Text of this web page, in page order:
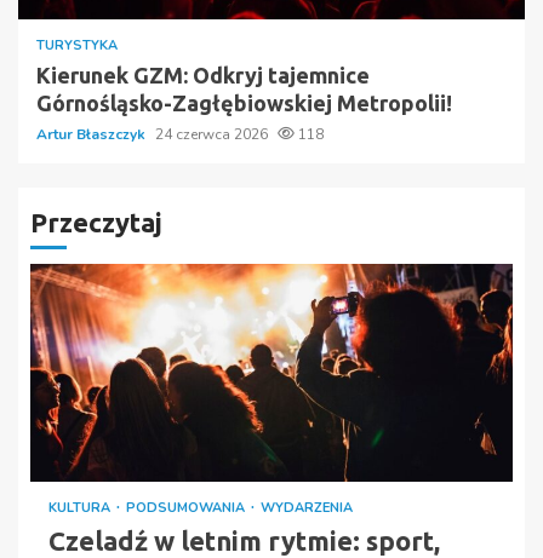
TURYSTYKA
Kierunek GZM: Odkryj tajemnice
Górnośląsko-Zagłębiowskiej Metropolii!
Artur Błaszczyk 24 czerwca 2026 118
Przeczytaj
KULTURA PODSUMOWANIA WYDARZENIA
Czeladź w letnim rytmie: sport,